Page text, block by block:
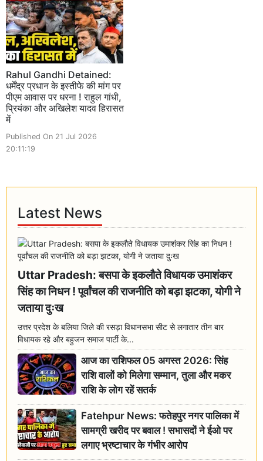
Rahul Gandhi Detained:
धर्मेंद्र प्रधान के इस्तीफे की मांग पर
पीएम आवास पर धरना ! राहुल गांधी,
प्रियंका और अखिलेश यादव हिरासत
में
Published On 21 Jul 2026
20:11:19
Latest News
Uttar Pradesh: बसपा के इकलौते विधायक उमाशंकर
सिंह का निधन ! पूर्वांचल की राजनीति को बड़ा झटका, योगी ने
जताया दुःख
उत्तर प्रदेश के बलिया जिले की रसड़ा विधानसभा सीट से लगातार तीन बार
विधायक रहे और बहुजन समाज पार्टी के...
आज का राशिफल 05 अगस्त 2026: सिंह
राशि वालों को मिलेगा सम्मान, तुला और मकर
राशि के लोग रहें सतर्क
Fatehpur News: फतेहपुर नगर पालिका में
सामग्री खरीद पर बवाल ! सभासदों ने ईओ पर
लगाए भ्रष्टाचार के गंभीर आरोप